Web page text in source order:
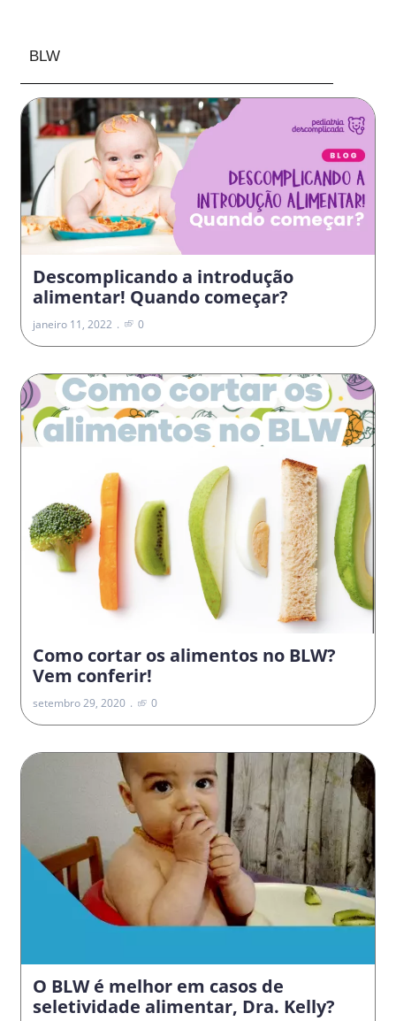
BLW
Descomplicando a introdução
alimentar! Quando começar?
janeiro 11, 2022 0
Como cortar os alimentos no BLW?
Vem conferir!
setembro 29, 2020 0
O BLW é melhor em casos de
seletividade alimentar, Dra. Kelly?